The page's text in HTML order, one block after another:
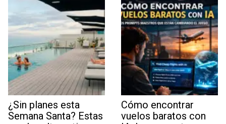
¿Sin planes esta
Semana Santa? Estas
Cómo encontrar
vuelos baratos con